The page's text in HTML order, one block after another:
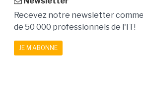
Recevez notre newsletter
de 50 000 professionnels de l'IT!
JE M'ABONNE